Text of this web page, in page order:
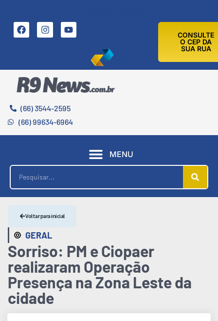
CONSULTE
O CEP DA
SUA RUA
(66) 3544-2595
(66) 99634-6964
MENU
GERAL
Voltar para inicial
Sorriso: PM e Ciopaer
realizaram Operação
Presença na Zona Leste da
cidade